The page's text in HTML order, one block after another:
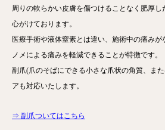
周りの軟らかい皮膚を傷つけることなく肥厚し
心がけております。
医療手術や液体窒素とは違い、施術中の痛み
ノメによる痛みを軽減できることが特徴です。
副爪(爪のそばにできる小さな爪状の角質、ま
アも対応いたします。
⇒ 副爪ついてはこちら